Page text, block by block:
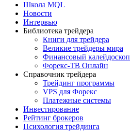
Школа MQL
Новости
Интервью
Библиотека трейдера
Книги для трейдера
Великие трейдеры мира
Финансовый калейдоскоп
Форекс-ТВ Онлайн
Справочник трейдера
Трейдинг программы
VPS для Форекс
Платежные системы
Инвестирование
Рейтинг брокеров
Психология трейдинга